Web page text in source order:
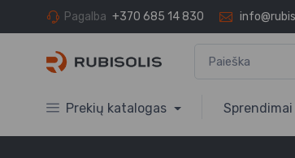
Pagalba +370 685 14 830
Prekių katalogas